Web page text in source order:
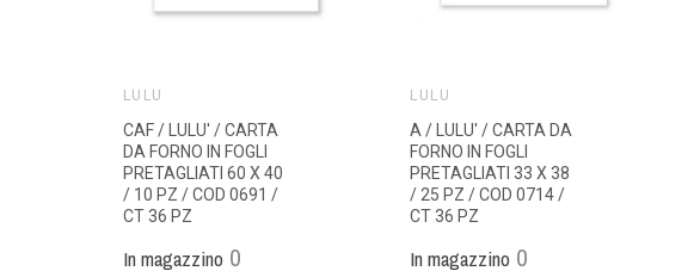
LULÙ
CAF / LULU' / CARTA
DA FORNO IN FOGLI
PRETAGLIATI 60 X 40
/ 10 PZ / COD 0691 /
CT 36 PZ
In magazzino 0
LULÙ
A / LULU' / CARTA DA
FORNO IN FOGLI
PRETAGLIATI 33 X 38
/ 25 PZ / COD 0714 /
CT 36 PZ
In magazzino 0